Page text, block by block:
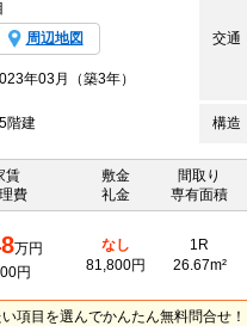
周辺地図 交通
年03月（築3年）
階建 構造
賃
費
敷金
礼金
間取り
専有面積
万円
円
なし
81,800円
1R
26.67m²
項目を選んでかんたん無料問合せ！